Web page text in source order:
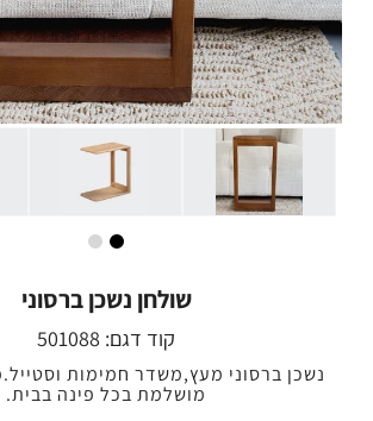
שולחן נשכן ברסוני
קוד דגם: 501088
נשכן ברסוני מעץ,משדר חמימות
מושלמת בכל פינה בבית.